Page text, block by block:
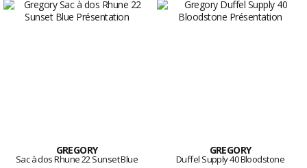
GREGORY
Sac à dos Rhune 22 Sunset Blue
GREGORY
Duffel Supply 40 Bloodstone